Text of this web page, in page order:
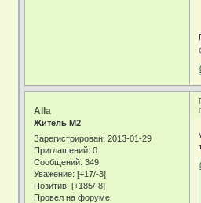
Alla
Житель М2
Зарегистрирован: 2013-01-29
Приглашений: 0
Сообщений: 349
Уважение: [+17/-3]
Позитив: [+185/-8]
Провел на форуме: